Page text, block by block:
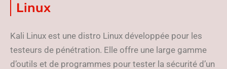
Linux
Kali Linux est une distro Linux développée pour les
testeurs de pénétration. Elle offre une large gamme
d’outils et de programmes pour tester la sécurité d’un